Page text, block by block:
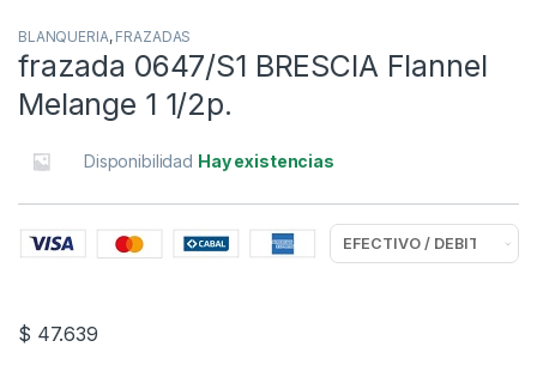
BLANQUERIA, FRAZADAS
frazada 0647/S1 BRESCIA Flannel
Melange 1 1/2p.
Disponibilidad Hay existencias
$ 47.639